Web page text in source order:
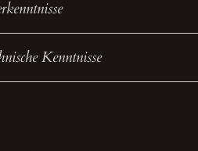
Kenntnisse